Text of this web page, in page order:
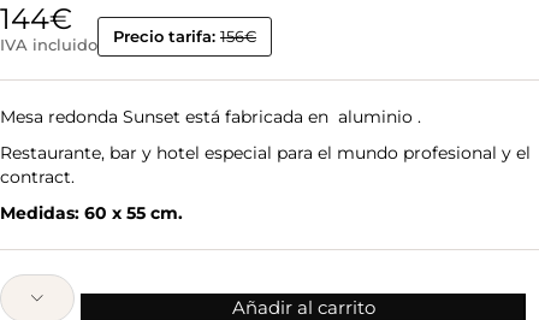
144€
IVA incluido Precio tarifa: 156€
Mesa redonda Sunset está fabricada en aluminio .
Restaurante, bar y hotel especial para el mundo profesional y el
contract.
Medidas: 60 x 55 cm.
Añadir al carrito